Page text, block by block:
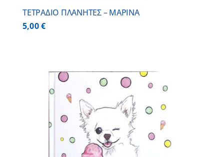
ΤΕΤΡΑΔΙΟ ΠΛΑΝΗΤΕΣ – ΜΑΡΙΝΑ
5,00€